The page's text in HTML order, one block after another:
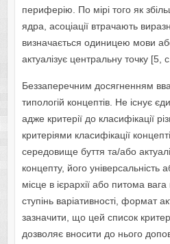
периферію. По мірі того як
ядра, асоціації втрачають
визначається одиницею мови
актуалізує центральну точку [5,
Беззаперечним досягненням
типологій концептів. Не існує
адже критерії до класифікації
критеріями класифікації
середовище буття та/або
концепту, його універсальність
місце в ієрархії або питома
ступінь варіативності, формат
зазначити, що цей список
дозволяє вносити до нього